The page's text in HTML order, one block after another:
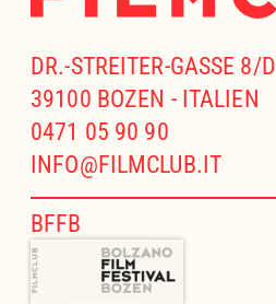
DR.-STREITER-GASSE 8/D
39100 BOZEN - ITALIEN
0471 05 90 90
INFO@FILMCLUB.IT
BFFB